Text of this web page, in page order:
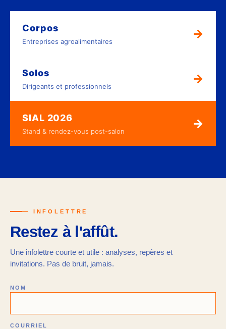
Corpos
Entreprises agroalimentaires
→
Solos
Dirigeants et professionnels
→
SIAL 2026
Stand & rendez-vous post-salon
→
— INFOLETTRE
Restez à l'affût.
Une infolettre courte et utile : analyses, repères et
invitations. Pas de bruit, jamais.
NOM
COURRIEL